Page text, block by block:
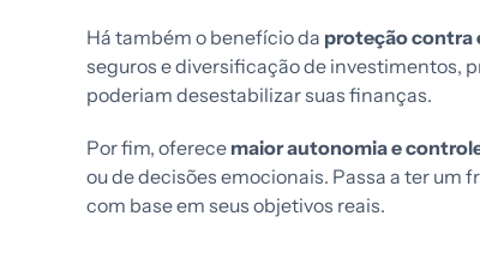
Há também o benefício da proteção contra
seguros e diversificação de investimentos,
poderiam desestabilizar suas finanças.
Por fim, oferece maior autonomia e
ou de decisões emocionais. Passa a ter
com base em seus objetivos reais.